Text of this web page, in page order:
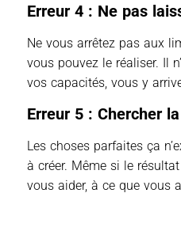
Erreur 4 : Ne pas
Ne vous arrêtez pas aux
vous pouvez le réaliser. Il
vos capacités, vous y
Erreur 5 : Chercher
Les choses parfaites ça
à créer. Même si le
vous aider, à ce que vous